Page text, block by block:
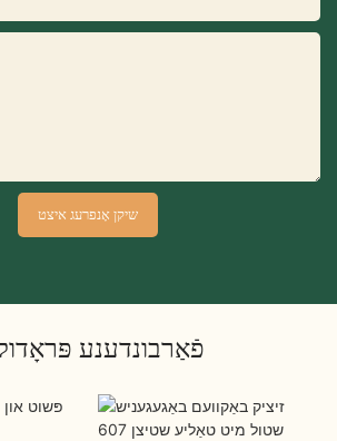
שיקן אָנפרעג איצט
פֿאַרבונדענע